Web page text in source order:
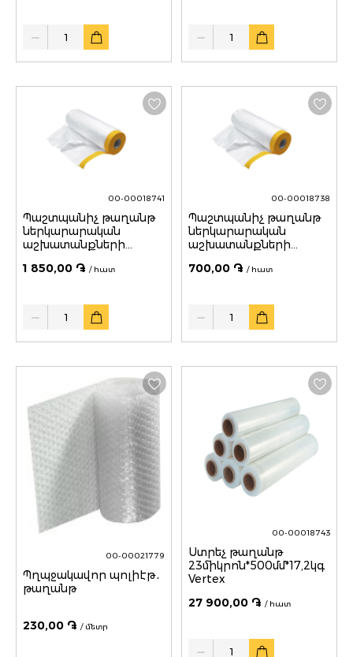
00-00018741
Պաշտպանիչ թաղանթ
ներկարարական
աշխատանքների
Vertex
1 850,00 ֏ / հատ
Quantity
00-00018738
Պաշտպանիչ թաղանթ
ներկարարական
աշխատանքների
Vertex
700,00 ֏ / հատ
Quantity
00-00021779
Պղպջակավոր պոլիէթ․
թաղանթ
230,00 ֏ / մետր
00-00018743
Ստրեչ թաղանթ
23միկրոն*500մմ*17,2կգ
Vertex
27 900,00 ֏ / հատ
Quantity